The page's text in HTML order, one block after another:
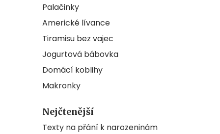
Palačinky
Americké lívance
Tiramisu bez vajec
Jogurtová bábovka
Domácí koblihy
Makronky
Nejčtenější
Texty na přání k narozeninám